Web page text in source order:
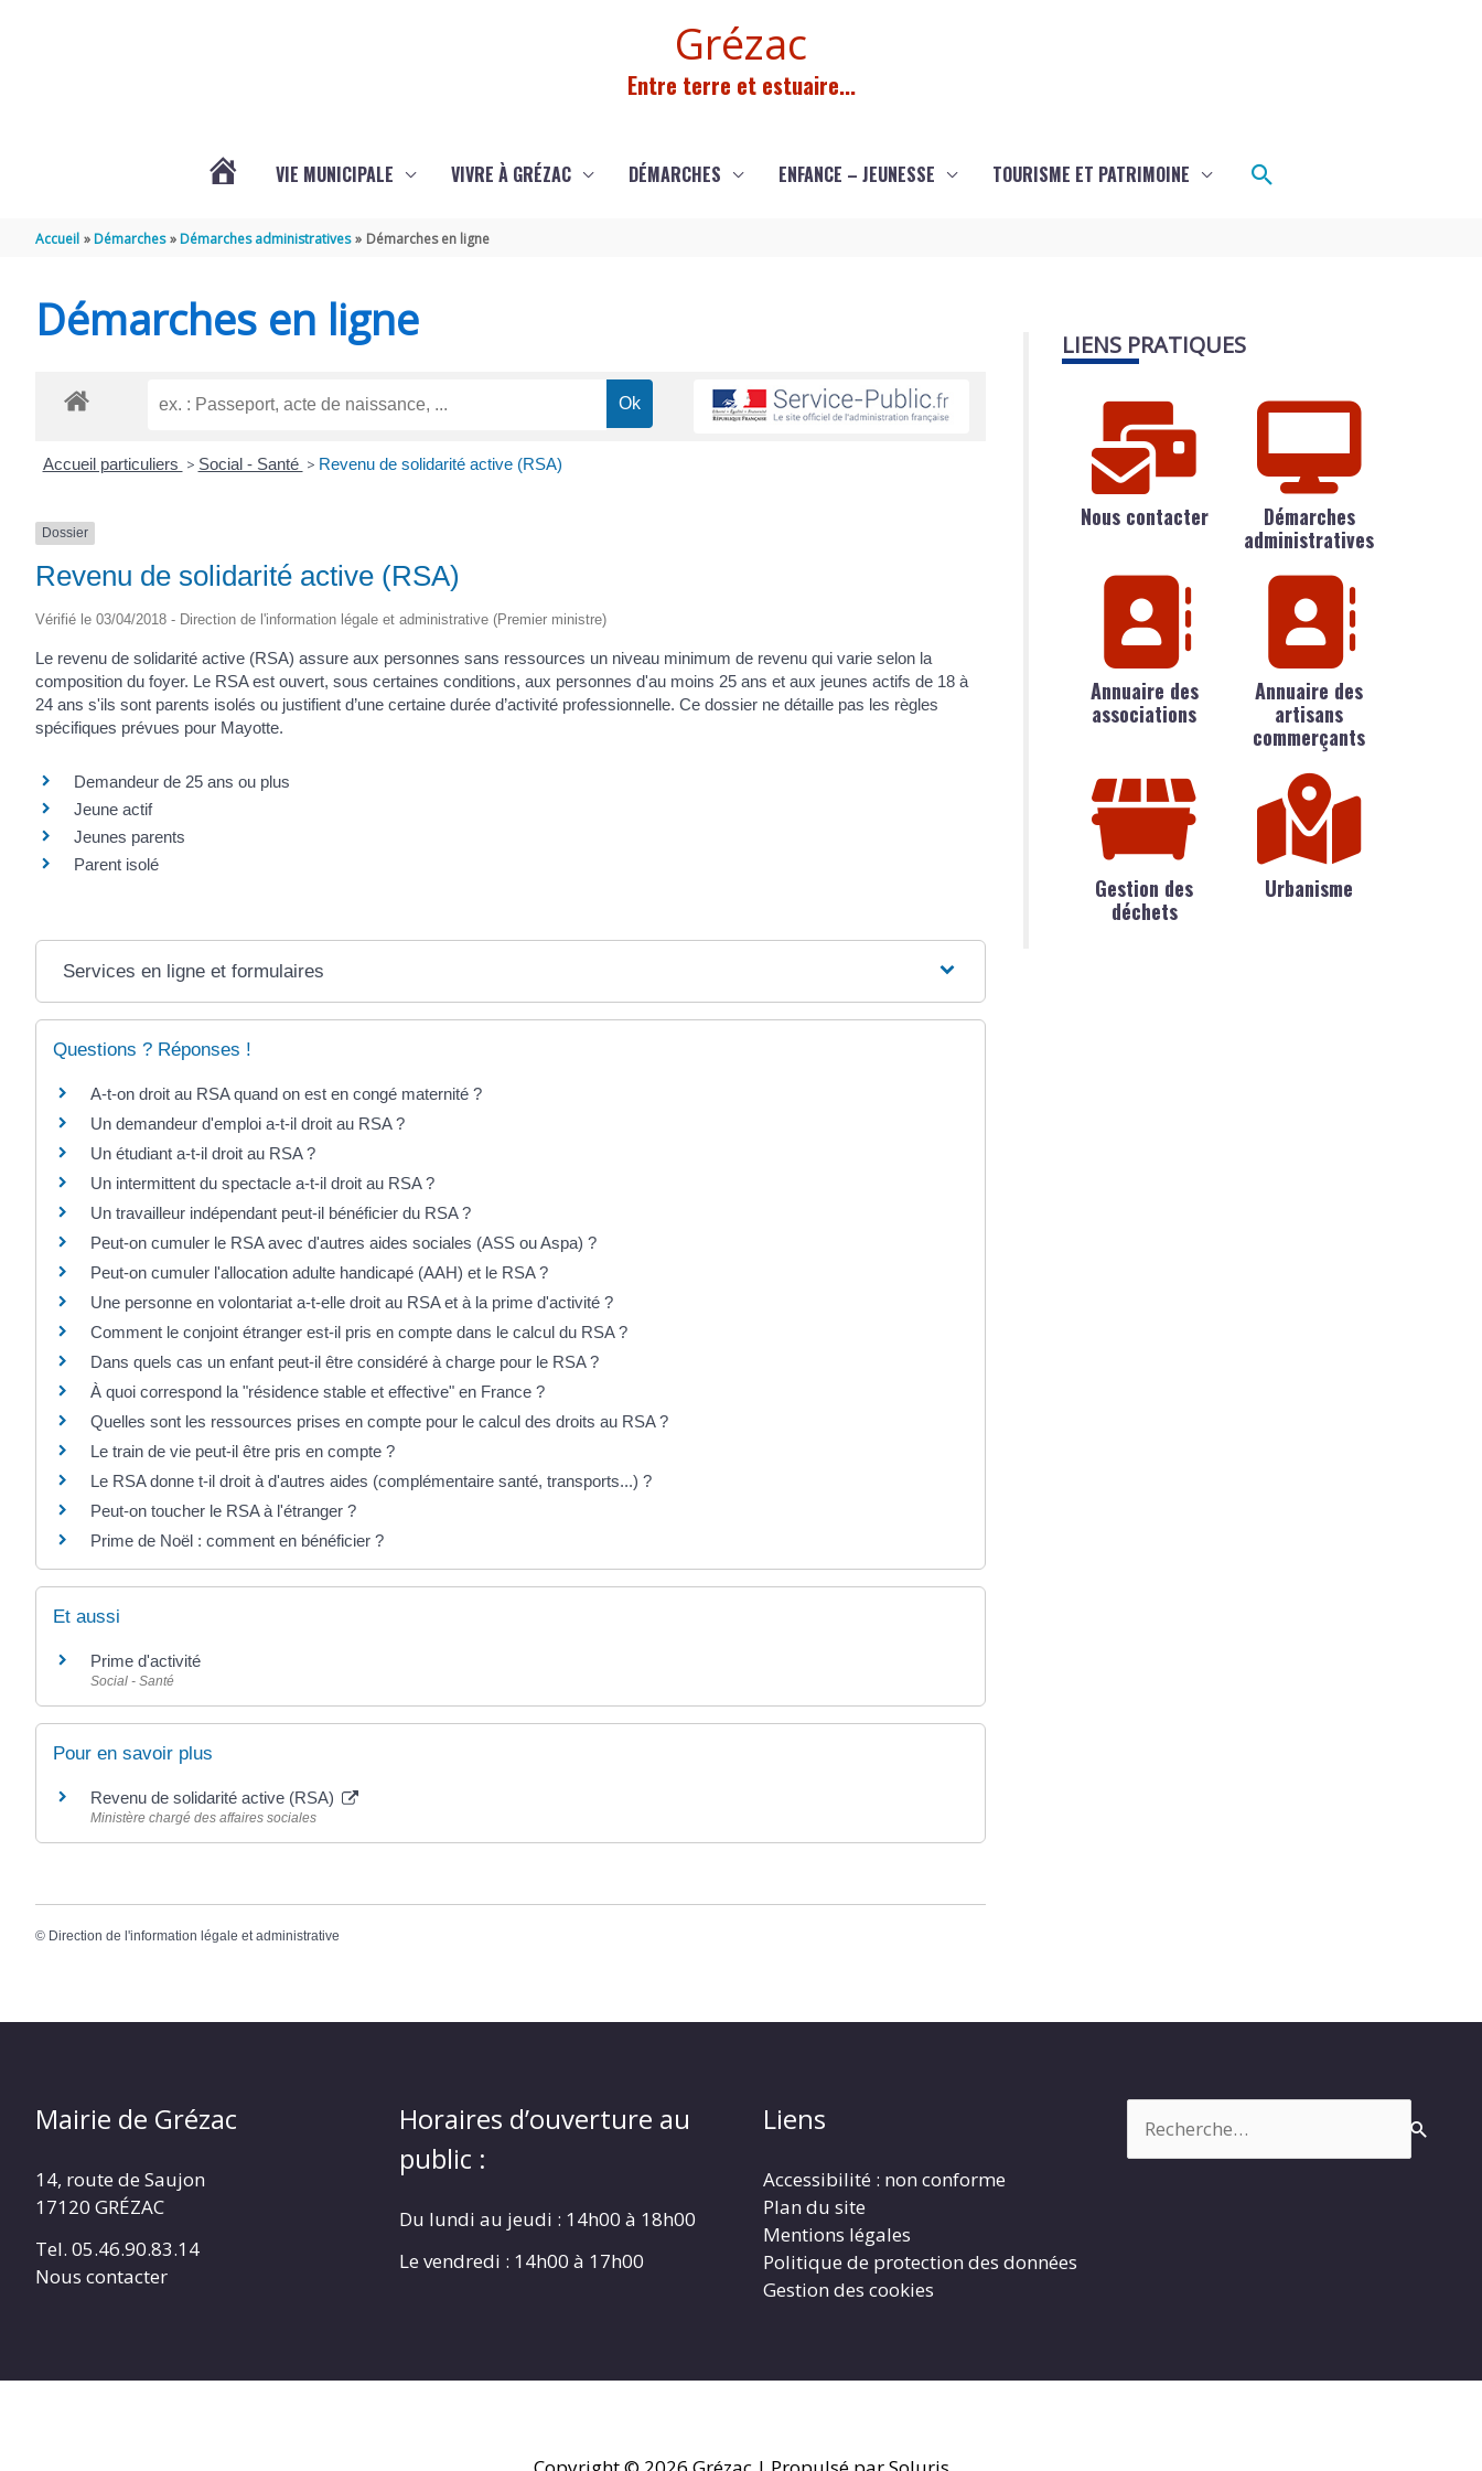
Grézac
Entre terre et estuaire...
VIE MUNICIPALE VIVRE À GRÉZAC DÉMARCHES ENFANCE – JEUNESSE TOURISME ET PATRIMOINE Rechercher
Accueil Démarches Démarches administratives Démarches en ligne
Démarches en ligne
Accueil particuliers > Social - Santé > Revenu de solidarité active (RSA)
Dossier
Revenu de solidarité active (RSA)
Vérifié le 03/04/2018 - Direction de l'information légale et administrative (Premier ministre)
Le revenu de solidarité active (RSA) assure aux personnes sans ressources un niveau minimum de revenu qui varie selon la
composition du foyer. Le RSA est ouvert, sous certaines conditions, aux personnes d'au moins 25 ans et aux jeunes actifs de 18 à
24 ans s'ils sont parents isolés ou justifient d’une certaine durée d’activité professionnelle. Ce dossier ne détaille pas les règles
spécifiques prévues pour Mayotte.
Demandeur de 25 ans ou plus
Jeune actif
Jeunes parents
Parent isolé
Services en ligne et formulaires
Questions ? Réponses !
A-t-on droit au RSA quand on est en congé maternité ?
Un demandeur d'emploi a-t-il droit au RSA ?
Un étudiant a-t-il droit au RSA ?
Un intermittent du spectacle a-t-il droit au RSA ?
Un travailleur indépendant peut-il bénéficier du RSA ?
Peut-on cumuler le RSA avec d'autres aides sociales (ASS ou Aspa) ?
Peut-on cumuler l'allocation adulte handicapé (AAH) et le RSA ?
Une personne en volontariat a-t-elle droit au RSA et à la prime d'activité ?
Comment le conjoint étranger est-il pris en compte dans le calcul du RSA ?
Dans quels cas un enfant peut-il être considéré à charge pour le RSA ?
À quoi correspond la "résidence stable et effective" en France ?
Quelles sont les ressources prises en compte pour le calcul des droits au RSA ?
Le train de vie peut-il être pris en compte ?
Le RSA donne t-il droit à d'autres aides (complémentaire santé, transports...) ?
Peut-on toucher le RSA à l'étranger ?
Prime de Noël : comment en bénéficier ?
Et aussi
Prime d'activité
Social - Santé
Pour en savoir plus
Revenu de solidarité active (RSA)
Ministère chargé des affaires sociales
© Direction de l'information légale et administrative
LIENS PRATIQUES
Nous contacter
Démarches
administratives
Annuaire des
associations
Annuaire des
artisans
commerçants
Gestion des
déchets
Urbanisme
Mairie de Grézac
14, route de Saujon
17120 GRÉZAC
Tel. 05.46.90.83.14
Nous contacter
Horaires d’ouverture au
public :
Du lundi au jeudi : 14h00 à 18h00
Le vendredi : 14h00 à 17h00
Liens
Accessibilité : non conforme
Plan du site
Mentions légales
Politique de protection des données
Gestion des cookies